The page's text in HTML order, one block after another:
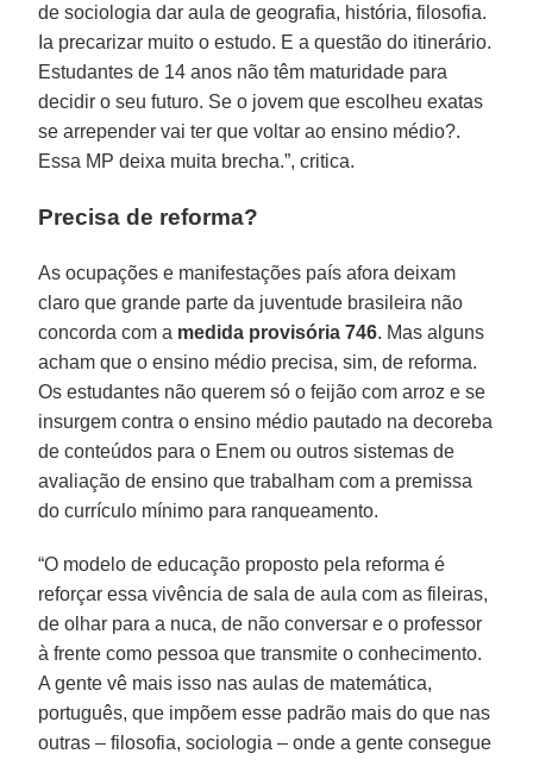
de sociologia dar aula de geografia, história, filosofia.
Ia precarizar muito o estudo. E a questão do itinerário.
Estudantes de 14 anos não têm maturidade para
decidir o seu futuro. Se o jovem que escolheu exatas
se arrepender vai ter que voltar ao ensino médio?.
Essa MP deixa muita brecha.”, critica.
Precisa de reforma?
As ocupações e manifestações país afora deixam
claro que grande parte da juventude brasileira não
concorda com a medida provisória 746. Mas alguns
acham que o ensino médio precisa, sim, de reforma.
Os estudantes não querem só o feijão com arroz e se
insurgem contra o ensino médio pautado na decoreba
de conteúdos para o Enem ou outros sistemas de
avaliação de ensino que trabalham com a premissa
do currículo mínimo para ranqueamento.
“O modelo de educação proposto pela reforma é
reforçar essa vivência de sala de aula com as fileiras,
de olhar para a nuca, de não conversar e o professor
à frente como pessoa que transmite o conhecimento.
A gente vê mais isso nas aulas de matemática,
português, que impõem esse padrão mais do que nas
outras – filosofia, sociologia – onde a gente consegue